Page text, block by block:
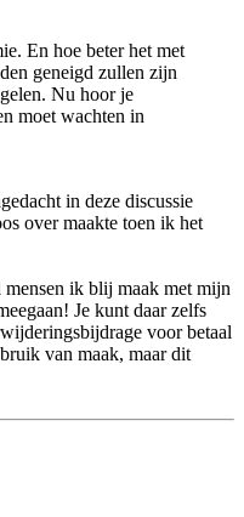
En hoe beter het met
geneigd zullen zijn
Nu hoor je
moet wachten in
in deze discussie
over maakte toen ik het
mensen ik blij maak met mijn
Je kunt daar zelfs
voor betaal
van maak, maar dit